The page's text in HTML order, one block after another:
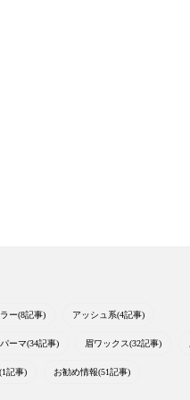
ー(8記事) アッシュ系(4記事)
ーマ(34記事) 眉ワックス(32記事)
記事) お勧め情報(51記事)